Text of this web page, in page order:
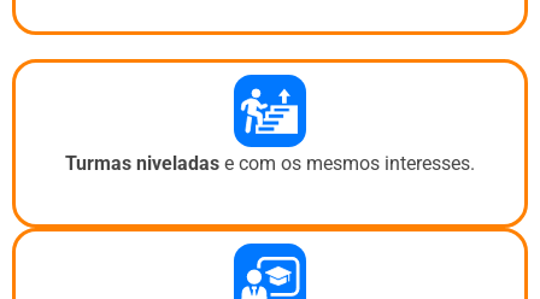
Turmas niveladas e com os mesmos interesses.